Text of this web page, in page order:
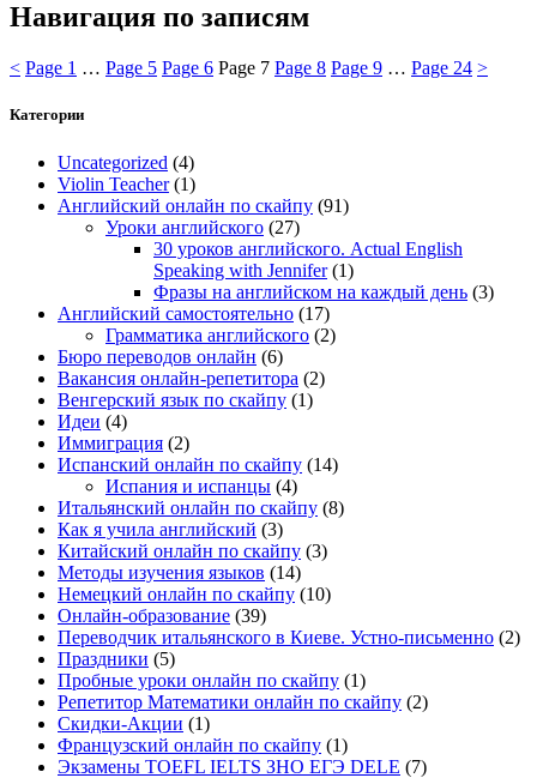
Навигация по записям
< Page 1 … Page 5 Page 6 Page 7 Page 8 Page 9 … Page 24 >
Категории
Uncategorized (4)
Violin Teacher(1)
Английский онлайн по скайпу (91)
Уроки английского (27)
30 уроков английского. Actual English
Speaking with Jennifer(1)
Фразы на английском на каждый день (3)
Английский самостоятельно (17)
Грамматика английского (2)
Бюро переводов онлайн (6)
Вакансия онлайн-репетитора (2)
Венгерский язык по скайпу (1)
Идеи (4)
Иммиграция (2)
Испанский онлайн по скайпу (14)
Испания и испанцы (4)
Итальянский онлайн по скайпу (8)
Как я учила английский (3)
Китайский онлайн по скайпу (3)
Методы изучения языков (14)
Немецкий онлайн по скайпу (10)
Онлайн-образование (39)
Переводчик итальянского в Киеве. Устно-письменно (2)
Праздники (5)
Пробные уроки онлайн по скайпу (1)
Репетитор Математики онлайн по скайпу (2)
Скидки-Акции (1)
Французский онлайн по скайпу (1)
Экзамены TOEFL IELTS ЗНО ЕГЭ DELE (7)